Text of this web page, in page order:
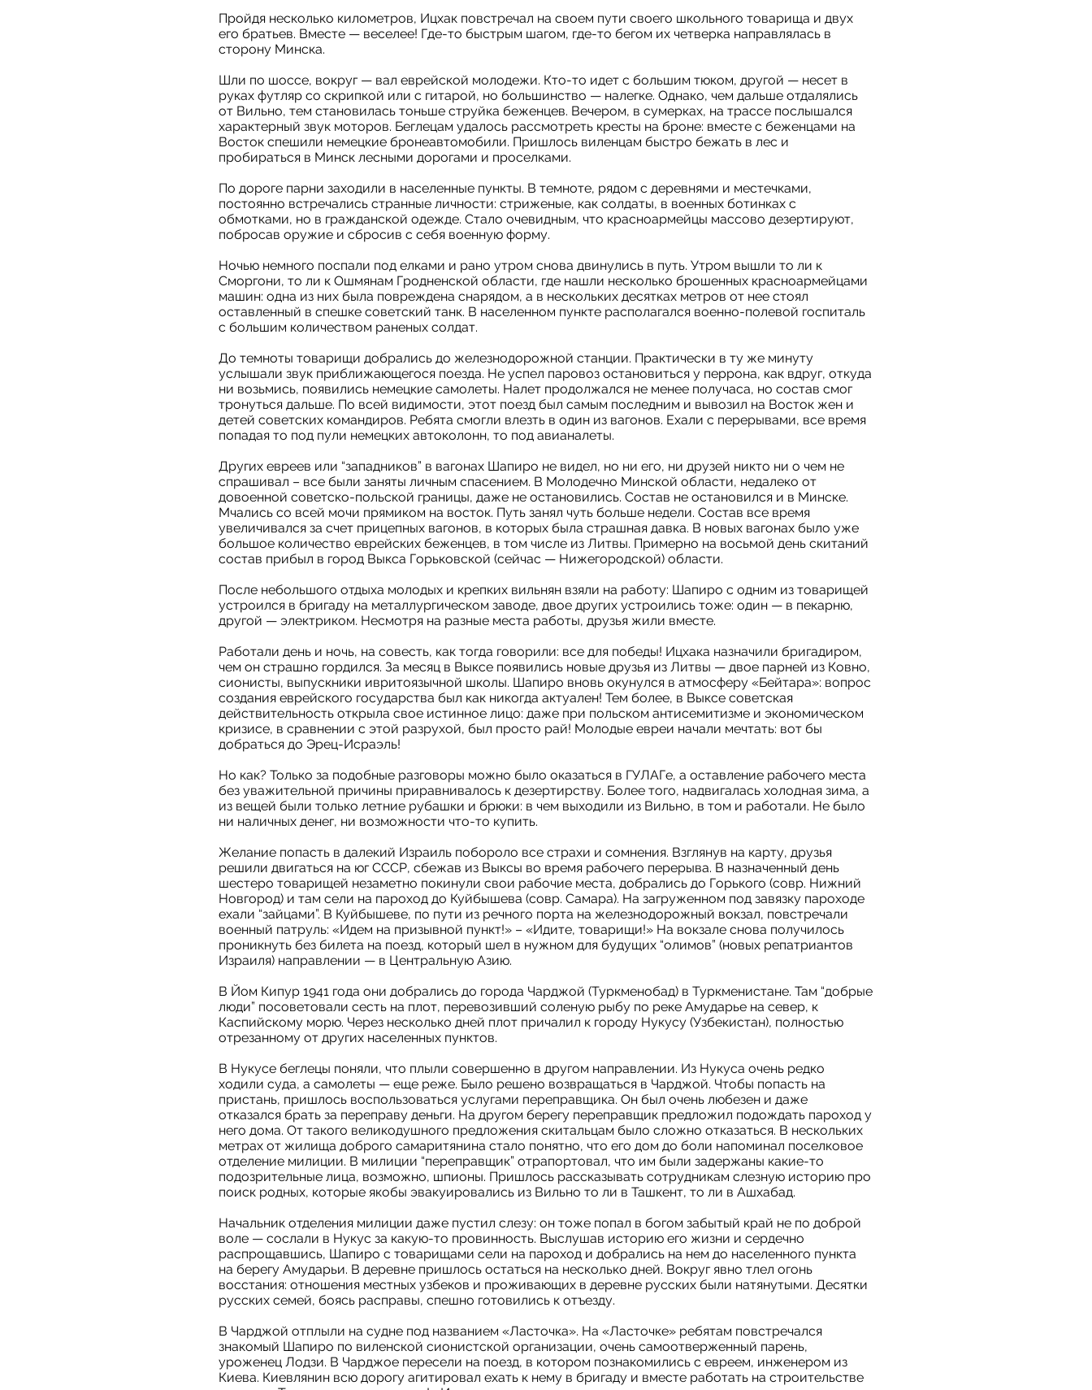
Пройдя несколько километров, Ицхак повстречал на своем пути своего школьного товарища и двух
его братьев. Вместе — веселее! Где-то быстрым шагом, где-то бегом их четверка направлялась в
сторону Минска.
Шли по шоссе, вокруг — вал еврейской молодежи. Кто-то идет с большим тюком, другой — несет в
руках футляр со скрипкой или с гитарой, но большинство — налегке. Однако, чем дальше отдалялись
от Вильно, тем становилась тоньше струйка беженцев. Вечером, в сумерках, на трассе послышался
характерный звук моторов. Беглецам удалось рассмотреть кресты на броне: вместе с беженцами на
Восток спешили немецкие бронеавтомобили. Пришлось виленцам быстро бежать в лес и
пробираться в Минск лесными дорогами и проселками.
По дороге парни заходили в населенные пункты. В темноте, рядом с деревнями и местечками,
постоянно встречались странные личности: стриженые, как солдаты, в военных ботинках с
обмотками, но в гражданской одежде. Стало очевидным, что красноармейцы массово дезертируют,
побросав оружие и сбросив с себя военную форму.
Ночью немного поспали под елками и рано утром снова двинулись в путь. Утром вышли то ли к
Сморгони, то ли к Ошмянам Гродненской области, где нашли несколько брошенных красноармейцами
машин: одна из них была повреждена снарядом, а в нескольких десятках метров от нее стоял
оставленный в спешке советский танк. В населенном пункте располагался военно-полевой госпиталь
с большим количеством раненых солдат.
До темноты товарищи добрались до железнодорожной станции. Практически в ту же минуту
услышали звук приближающегося поезда. Не успел паровоз остановиться у перрона, как вдруг, откуда
ни возьмись, появились немецкие самолеты. Налет продолжался не менее получаса, но состав смог
тронуться дальше. По всей видимости, этот поезд был самым последним и вывозил на Восток жен и
детей советских командиров. Ребята смогли влезть в один из вагонов. Ехали с перерывами, все время
попадая то под пули немецких автоколонн, то под авианалеты.
Других евреев или “западников” в вагонах Шапиро не видел, но ни его, ни друзей никто ни о чем не
спрашивал – все были заняты личным спасением. В Молодечно Минской области, недалеко от
довоенной советско-польской границы, даже не остановились. Состав не остановился и в Минске.
Мчались со всей мочи прямиком на восток. Путь занял чуть больше недели. Состав все время
увеличивался за счет прицепных вагонов, в которых была страшная давка. В новых вагонах было уже
большое количество еврейских беженцев, в том числе из Литвы. Примерно на восьмой день скитаний
состав прибыл в город Выкса Горьковской (сейчас — Нижегородской) области.
После небольшого отдыха молодых и крепких вильнян взяли на работу: Шапиро с одним из товарищей
устроился в бригаду на металлургическом заводе, двое других устроились тоже: один — в пекарню,
другой — электриком. Несмотря на разные места работы, друзья жили вместе.
Работали день и ночь, на совесть, как тогда говорили: все для победы! Ицхака назначили бригадиром,
чем он страшно гордился. За месяц в Выксе появились новые друзья из Литвы — двое парней из Ковно,
сионисты, выпускники ивритоязычной школы. Шапиро вновь окунулся в атмосферу «Бейтара»: вопрос
создания еврейского государства был как никогда актуален! Тем более, в Выксе советская
действительность открыла свое истинное лицо: даже при польском антисемитизме и экономическом
кризисе, в сравнении с этой разрухой, был просто рай! Молодые евреи начали мечтать: вот бы
добраться до Эрец-Исраэль!
Но как? Только за подобные разговоры можно было оказаться в ГУЛАГе, а оставление рабочего места
без уважительной причины приравнивалось к дезертирству. Более того, надвигалась холодная зима, а
из вещей были только летние рубашки и брюки: в чем выходили из Вильно, в том и работали. Не было
ни наличных денег, ни возможности что-то купить.
Желание попасть в далекий Израиль побороло все страхи и сомнения. Взглянув на карту, друзья
решили двигаться на юг СССР, сбежав из Выксы во время рабочего перерыва. В назначенный день
шестеро товарищей незаметно покинули свои рабочие места, добрались до Горького (совр. Нижний
Новгород) и там сели на пароход до Куйбышева (совр. Самара). На загруженном под завязку пароходе
ехали “зайцами”. В Куйбышеве, по пути из речного порта на железнодорожный вокзал, повстречали
военный патруль: «Идем на призывной пункт!» – «Идите, товарищи!» На вокзале снова получилось
проникнуть без билета на поезд, который шел в нужном для будущих “олимов” (новых репатриантов
Израиля) направлении — в Центральную Азию.
В Йом Кипур 1941 года они добрались до города Чарджой (Туркменобад) в Туркменистане. Там “добрые
люди” посоветовали сесть на плот, перевозивший соленую рыбу по реке Амударье на север, к
Каспийскому морю. Через несколько дней плот причалил к городу Нукусу (Узбекистан), полностью
отрезанному от других населенных пунктов.
В Нукусе беглецы поняли, что плыли совершенно в другом направлении. Из Нукуса очень редко
ходили суда, а самолеты — еще реже. Было решено возвращаться в Чарджой. Чтобы попасть на
пристань, пришлось воспользоваться услугами переправщика. Он был очень любезен и даже
отказался брать за переправу деньги. На другом берегу переправщик предложил подождать пароход у
него дома. От такого великодушного предложения скитальцам было сложно отказаться. В нескольких
метрах от жилища доброго самаритянина стало понятно, что его дом до боли напоминал поселковое
отделение милиции. В милиции “переправщик” отрапортовал, что им были задержаны какие-то
подозрительные лица, возможно, шпионы. Пришлось рассказывать сотрудникам слезную историю про
поиск родных, которые якобы эвакуировались из Вильно то ли в Ташкент, то ли в Ашхабад.
Начальник отделения милиции даже пустил слезу: он тоже попал в богом забытый край не по доброй
воле — сослали в Нукус за какую-то провинность. Выслушав историю его жизни и сердечно
распрощавшись, Шапиро с товарищами сели на пароход и добрались на нем до населенного пункта
на берегу Амударьи. В деревне пришлось остаться на несколько дней. Вокруг явно тлел огонь
восстания: отношения местных узбеков и проживающих в деревне русских были натянутыми. Десятки
русских семей, боясь расправы, спешно готовились к отъезду.
В Чарджой отплыли на судне под названием «Ласточка». На «Ласточке» ребятам повстречался
знакомый Шапиро по виленской сионистской организации, очень самоотверженный парень,
уроженец Лодзи. В Чарджое пересели на поезд, в котором познакомились с евреем, инженером из
Киева. Киевлянин всю дорогу агитировал ехать к нему в бригаду и вместе работать на строительстве